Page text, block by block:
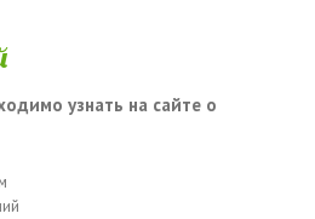
узнать на сайте о